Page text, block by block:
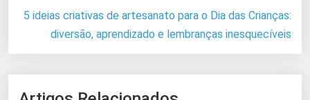
5 ideias criativas de artesanato para o Dia das Crianças:
diversão, aprendizado e lembranças inesquecíveis